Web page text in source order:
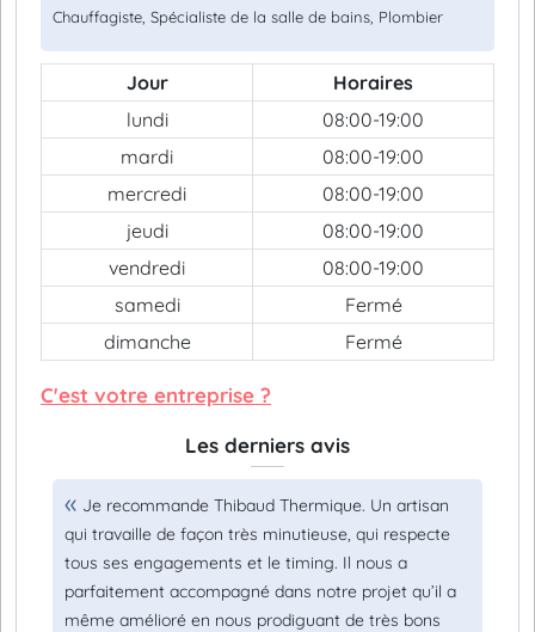
Chauffagiste, Spécialiste de la salle de bains, Plombier
Jour
Horaires
lundi
08:00-19:00
mardi
08:00-19:00
mercredi
08:00-19:00
jeudi
08:00-19:00
vendredi
08:00-19:00
samedi
Fermé
dimanche
Fermé
C'est votre entreprise ?
Les derniers avis
Je recommande Thibaud Thermique. Un artisan
qui travaille de façon très minutieuse, qui respecte
tous ses engagements et le timing. Il nous a
parfaitement accompagné dans notre projet qu’il a
même amélioré en nous prodiguant de très bons